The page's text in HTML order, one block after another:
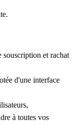
souscription et rachat
d'une interface
à toutes vos